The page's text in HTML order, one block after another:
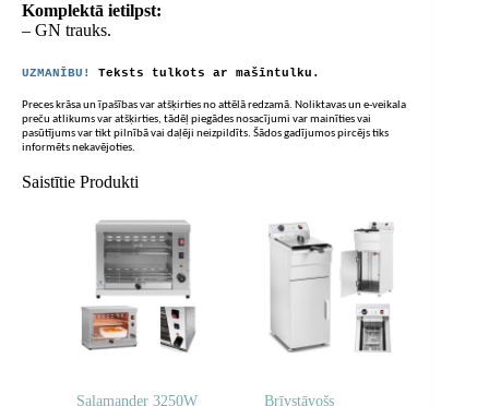
Komplektā ietilpst:
– GN trauks.
UZMANĪBU! Teksts tulkots ar mašīntulku.
Preces krāsa un īpašības var atšķirties no attēlā redzamā. Noliktavas un e-veikala
preču atlikums var atšķirties, tādēļ piegādes nosacījumi var mainīties vai
pasūtījums var tikt pilnībā vai daļēji neizpildīts. Šādos gadījumos pircējs tiks
informēts nekavējoties.
Saistītie Produkti
Salamander 3250W
Brīvstāvošs